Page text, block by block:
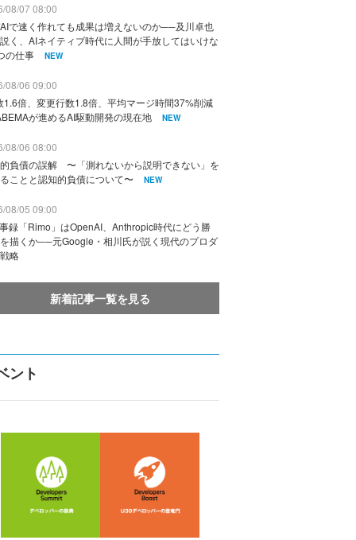
08/07 08:00
で速く作れても成果は増えないのか──及川卓也
く、AIネイティブ時代に人間が手放してはいけな
の仕事
NEW
08/06 09:00
1.6倍、変更行数1.8倍、平均マージ時間37%削減
が進めるAI駆動開発の現在地
NEW
08/06 08:00
負債の誤解 〜「測れないから説明できない」を
ことと認知的負債について〜
NEW
08/05 09:00
録「Rimo」はOpenAI、Anthropic時代にどう勝
描くか──元Google・相川氏が説く現代のプロダ
略
新着記事一覧を見る
ント